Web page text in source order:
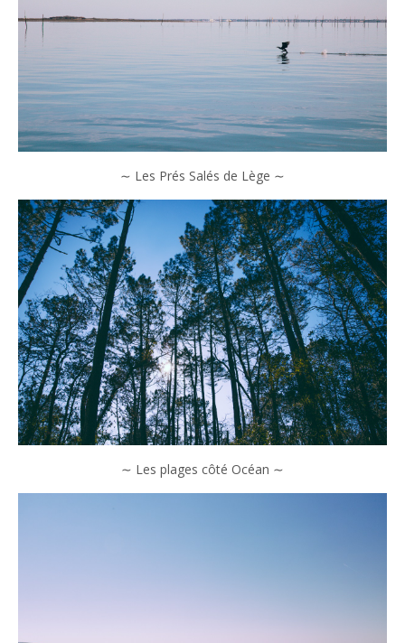
∼ Les Prés Salés de Lège ∼
∼ Les plages côté Océan ∼